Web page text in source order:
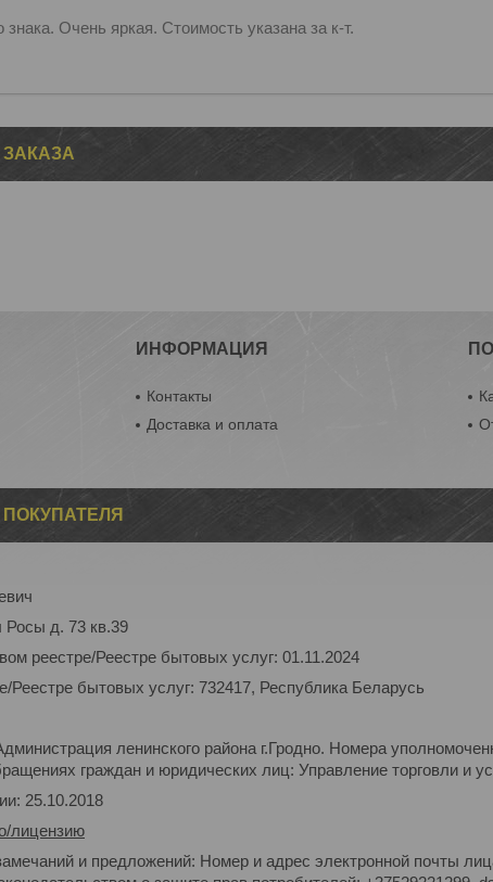
знака. Очень яркая. Стоимость указана за к-т.
ИНФОРМАЦИЯ
Контакты
Доставка и оплата
Росы д. 73 кв.39
реестре/Реестре бытовых услуг: 01.11.2024
Реестре бытовых услуг: 732417, Республика Беларусь
ленинского района г.Гродно. Номера
граждан и юридических лиц: Управление торговли и
25.10.2018
лицензию
и предложений: Номер и адрес электронной почты